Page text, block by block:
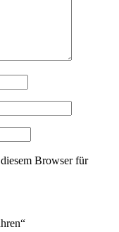
Browser für